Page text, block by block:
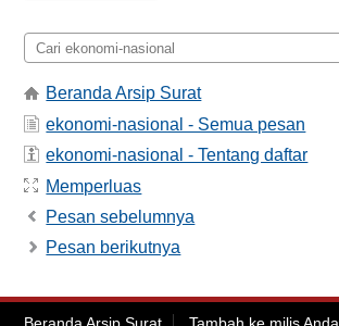
Beranda Arsip Surat
ekonomi-nasional - Semua pesan
ekonomi-nasional - Tentang daftar
Memperluas
Pesan sebelumnya
Pesan berikutnya
Beranda Arsip Surat Tambah ke milis Anda